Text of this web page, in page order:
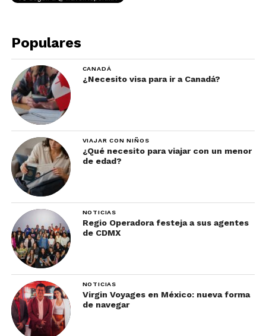
Populares
CANADÁ
¿Necesito visa para ir a Canadá?
VIAJAR CON NIÑOS
¿Qué necesito para viajar con un menor
de edad?
NOTICIAS
Regio Operadora festeja a sus agentes
de CDMX
NOTICIAS
Virgin Voyages en México: nueva forma
de navegar